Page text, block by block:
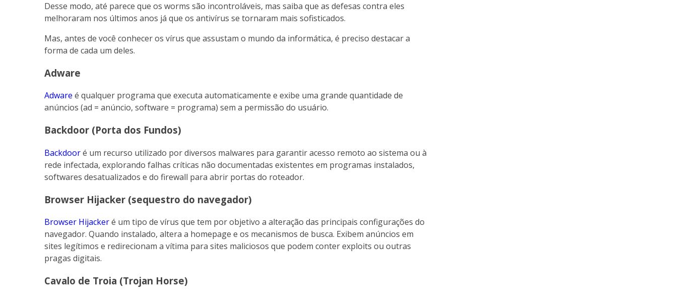
Desse modo, até parece que os worms são incontroláveis, mas saiba que as defesas contra eles
melhoraram nos últimos anos já que os antivírus se tornaram mais sofisticados.
Mas, antes de você conhecer os vírus que assustam o mundo da informática, é preciso destacar a
forma de cada um deles.
Adware
Adware é qualquer programa que executa automaticamente e exibe uma grande quantidade de
anúncios (ad = anúncio, software = programa) sem a permissão do usuário.
Backdoor (Porta dos Fundos)
Backdooré um recurso utilizado por diversos malwares para garantir acesso remoto ao sistema ou à
rede infectada, explorando falhas críticas não documentadas existentes em programas instalados,
softwares desatualizados e do firewall para abrir portas do roteador.
Browser Hijacker (sequestro do navegador)
Browser Hijackeré um tipo de vírus que tem por objetivo a alteração das principais configurações do
navegador. Quando instalado, altera a homepage e os mecanismos de busca. Exibem anúncios em
sites legítimos e redirecionam a vítima para sites maliciosos que podem conter exploits ou outras
pragas digitais.
Cavalo de Troia (Trojan Horse)